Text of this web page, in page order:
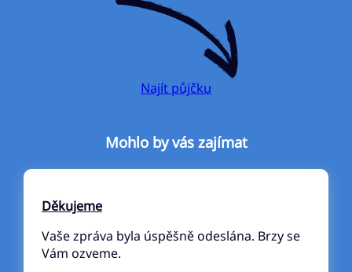
Najít půjčku
Mohlo by vás zajímat
Děkujeme
Vaše zpráva byla úspěšně odeslána. Brzy se
Vám ozveme.